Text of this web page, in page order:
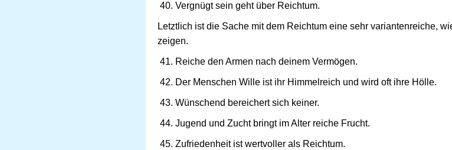
Vergnügt sein geht über Reichtum.
Letztlich ist die Sache mit dem Reichtum eine sehr variantenreiche,
zeigen.
Reiche den Armen nach deinem Vermögen.
Der Menschen Wille ist ihr Himmelreich und wird oft ihre Hölle.
Wünschend bereichert sich keiner.
Jugend und Zucht bringt im Alter reiche Frucht.
Zufriedenheit ist wertvoller als Reichtum.